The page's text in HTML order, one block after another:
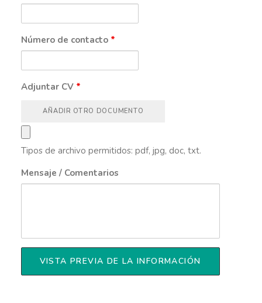
Número de contacto *
Adjuntar CV *
AÑADIR OTRO DOCUMENTO
Tipos de archivo permitidos: pdf, jpg, doc, txt.
Mensaje / Comentarios